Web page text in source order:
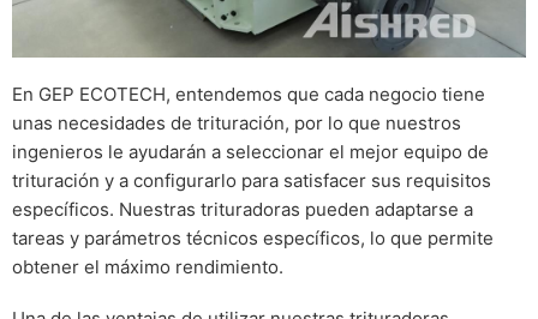
En GEP ECOTECH, entendemos que cada negocio tiene
unas necesidades de trituración, por lo que nuestros
ingenieros le ayudarán a seleccionar el mejor equipo de
trituración y a configurarlo para satisfacer sus requisitos
específicos. Nuestras trituradoras pueden adaptarse a
tareas y parámetros técnicos específicos, lo que permite
obtener el máximo rendimiento.